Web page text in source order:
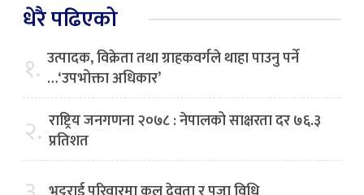
धेरै पढिएको
१. उत्पादक, विक्रेता तथा ग्राहकवर्गले थाहा पाउनु पर्ने
…‘उपभोक्ता अधिकार’
२. राष्ट्रिय जनगणना २०७८ : नेपालको साक्षरता दर ७६.३
प्रतिशत